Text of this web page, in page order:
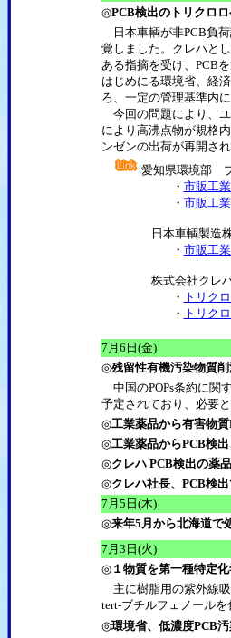
◎PCB検出のトリクロ
日本車輌が非PCB負
覚しました。クレハと
ある指摘を受け、PCB
はじめにる環境省、経
ろ、一定の管理基準内
今回の問題により、
により高沸点物が規格
ンゼンの出荷が再開さ
愛知県環境部
・ 市販工
・ 市販工
日本車輌製造株
・ 市販工
株式会社クレハ
・ トリク
・ トリク
7月6日(金)
◎残留性有機汚染物質
中国のPOPs条約に関
予定されており、必要
◎工業薬品から有害物
◎工業薬品からPCB検
◎クレハ PCB検出の薬
◎クレハ社長、PCB検
7月5日(木)
◎来年5月から北海道
7月3日(火)
◎１物質を第一種特定
主に樹脂用の紫外線吸
tert-ブチルフェノール
◎環境省、低濃度PCB